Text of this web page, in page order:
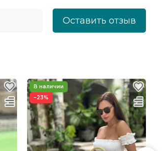
Оставить отзыв
−23%